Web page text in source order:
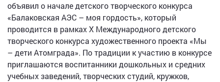
объявил о начале детского творческого конкурса
«Балаковская АЭС – моя гордость», который
проводится в рамках X Международного детского
творческого конкурса художественного проекта «Мы
– дети Атомграда». По традиции к участию в конкурсе
приглашаются воспитанники дошкольных и средних
учебных заведений, творческих студий, кружков,